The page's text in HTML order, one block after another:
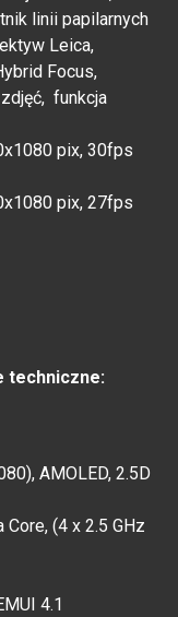
linii papilarnych
Leica,
Focus,
funkcja
pix, 30fps
pix, 27fps
techniczne:
AMOLED, 2.5D
(4 x 2.5 GHz
4.1